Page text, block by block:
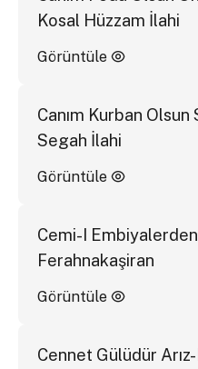
Kosal Hüzzam İlahi
Görüntüle
Canım Kurban
Segah İlahi
Görüntüle
Cemi-I
Ferahnakaşiran
Görüntüle
Cennet Gülüdür Arız-